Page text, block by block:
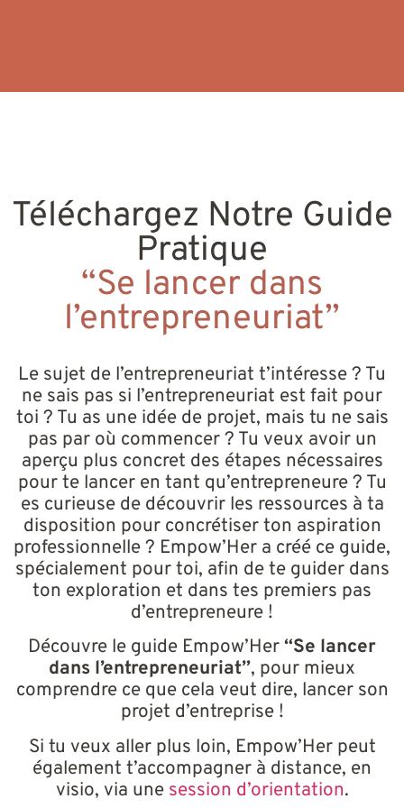
Téléchargez Notre Guide
Pratique
“Se lancer dans
l’entrepreneuriat”
Le sujet de l’entrepreneuriat t’intéresse ? Tu
ne sais pas si l’entrepreneuriat est fait pour
toi ? Tu as une idée de projet, mais tu ne sais
pas par où commencer ? Tu veux avoir un
aperçu plus concret des étapes nécessaires
pour te lancer en tant qu’entrepreneure ? Tu
es curieuse de découvrir les ressources à ta
disposition pour concrétiser ton aspiration
professionnelle ? Empow’Her a créé ce guide,
spécialement pour toi, afin de te guider dans
ton exploration et dans tes premiers pas
d’entrepreneure !
Découvre le guide Empow’Her“Se lancer
dans l’entrepreneuriat”, pour mieux
comprendre ce que cela veut dire, lancer son
projet d’entreprise !
Si tu veux aller plus loin, Empow’Her peut
également t’accompagner à distance, en
visio, via une session d’orientation.
Nom Cases Hors
Prénom et Nom*
E-mail*
Région
Genre